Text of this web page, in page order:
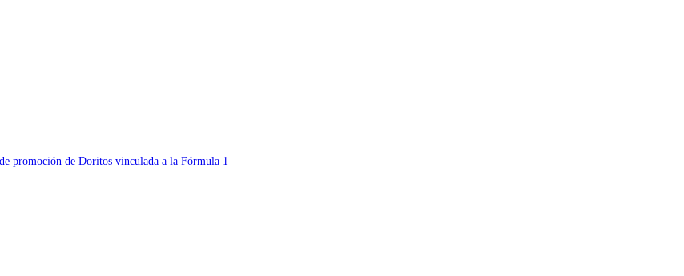
promoción de Doritos vinculada a la Fórmula 1